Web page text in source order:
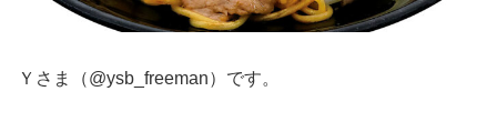
Ｙさま（@ysb_freeman）です。